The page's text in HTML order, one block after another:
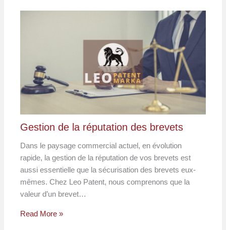
Gestion de la réputation des brevets
Dans le paysage commercial actuel, en évolution
rapide, la gestion de la réputation de vos brevets est
aussi essentielle que la sécurisation des brevets eux-
mêmes. Chez Leo Patent, nous comprenons que la
valeur d’un brevet…
Read More »